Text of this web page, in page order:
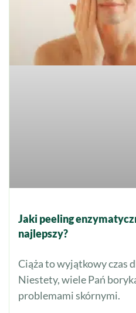
Jaki peeling
najlepszy?
Ciąża to wyjątkowy czas
Niestety, wiele Pań
problemami skórnymi.